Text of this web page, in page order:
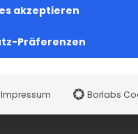
akzeptieren
Präferenzen
Impressum Borlabs